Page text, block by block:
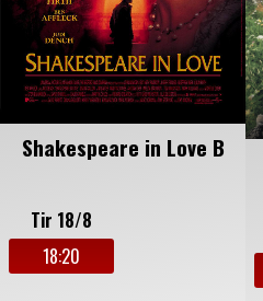
Shakespeare in Love B
Tir 18/8
18:20